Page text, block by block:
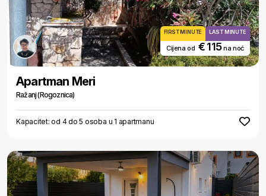
FIRST MINUTE LAST MINUTE
Cijena od € 115na noć
Apartman Meri
Ražanj (Rogoznica)
Kapacitet: od 4 do 5 osoba u 1 apartmanu